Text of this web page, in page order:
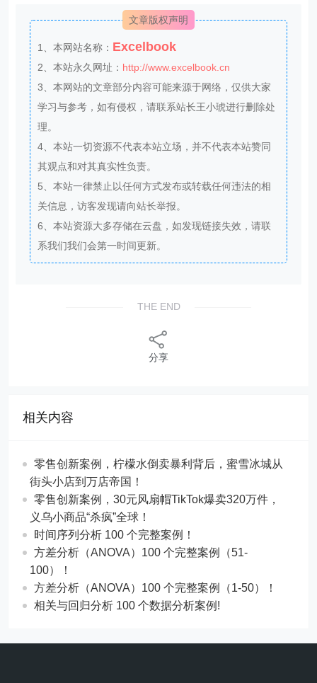
文章版权声明
1、本网站名称： Excelbook
2、本站永久网址： http://www.excelbook.cn
3、本网站的文章部分内容可能来源于网络，仅供大家
学习与参考，如有侵权，请联系站长王小琥进行删除处
理。
4、本站一切资源不代表本站立场，并不代表本站赞同
其观点和对其真实性负责。
5、本站一律禁止以任何方式发布或转载任何违法的相
关信息，访客发现请向站长举报。
6、本站资源大多存储在云盘，如发现链接失效，请联
系我们我们会第一时间更新。
THE END
分享
相关内容
零售创新案例，柠檬水倒卖暴利背后，蜜雪冰城从
街头小店到万店帝国！
​​零售创新案例，30元风扇帽TikTok爆卖320万件，
义乌小商品“杀疯”全球！
时间序列分析 100 个完整案例！
方差分析（ANOVA）100 个完整案例（51-
100）！
方差分析（ANOVA）100 个完整案例（1-50）！
相关与回归分析 100 个数据分析案例!